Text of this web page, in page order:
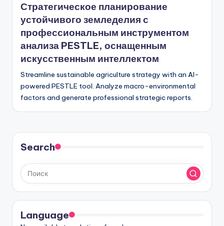
Стратегическое планирование
устойчивого земледелия с
профессиональным инструментом
анализа PESTLE, оснащенным
искусственным интеллектом
Streamline sustainable agriculture strategy with an AI-
powered PESTLE tool. Analyze macro-environmental
factors and generate professional strategic reports.
Search
Language